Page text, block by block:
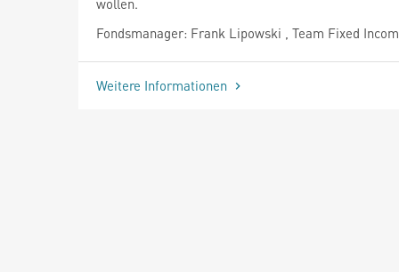
Fondsmanager: Frank Lipowski , Team Fixed
Weitere Informationen